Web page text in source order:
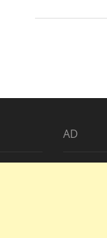
AD